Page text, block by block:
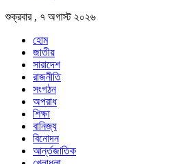
শুক্রবার , ৭ অগাস্ট ২০২৬
হোম
জাতীয়
সারাদেশ
রাজনীতি
সংগঠন
অপরাধ
শিক্ষা
বানিজ্য
বিনোদন
আর্ন্তজাতিক